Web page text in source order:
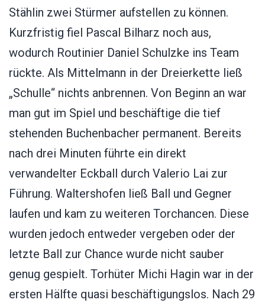
Stählin zwei Stürmer aufstellen zu können.
Kurzfristig fiel Pascal Bilharz noch aus,
wodurch Routinier Daniel Schulzke ins Team
rückte. Als Mittelmann in der Dreierkette ließ
„Schulle“ nichts anbrennen. Von Beginn an war
man gut im Spiel und beschäftige die tief
stehenden Buchenbacher permanent. Bereits
nach drei Minuten führte ein direkt
verwandelter Eckball durch Valerio Lai zur
Führung. Waltershofen ließ Ball und Gegner
laufen und kam zu weiteren Torchancen. Diese
wurden jedoch entweder vergeben oder der
letzte Ball zur Chance wurde nicht sauber
genug gespielt. Torhüter Michi Hagin war in der
ersten Hälfte quasi beschäftigungslos. Nach 29